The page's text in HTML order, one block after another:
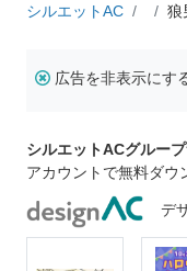
シルエットAC 狼
広告を非表示にす
シルエットACグルー
アカウントで無料ダウ
デ